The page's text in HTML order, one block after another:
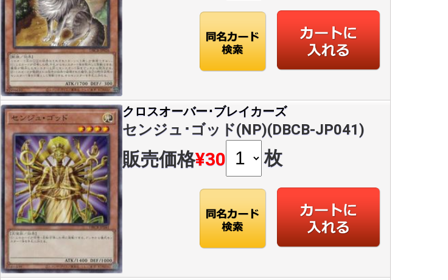
クロスオーバー･ブレイカーズ
センジュ･ゴッド(NP)(DBCB-JP041)
販売価格¥30 枚